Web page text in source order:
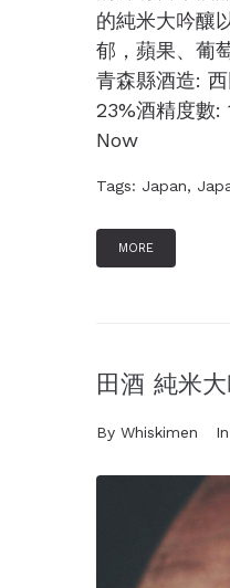
的純米大吟釀
郁，蘋果、葡
青森縣酒造:
23%酒精度數:
Now
Tags: Japan,
MORE
田酒 純米
By Whiskimen In